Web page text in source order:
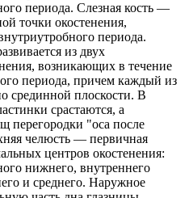
периода. Слезная кость —
точки окостенения,
периода.
из двух
возникающих в течение
периода, причем каждый из
срединной плоскости. В
срастаются, а
перегородки "оса после
челюсть — первичная
центров окостенения:
нижнего, внутреннего
и среднего. Наружное